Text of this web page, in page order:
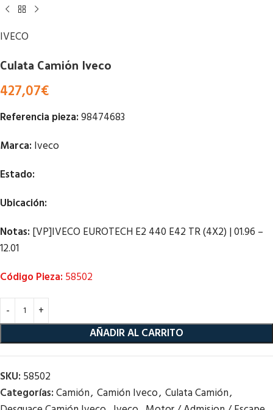
IVECO
Culata Camión Iveco
427,07€
Referencia pieza:98474683
Marca: Iveco
Estado:
Ubicación:
Notas: [VP]IVECO EUROTECH E2 440 E42 TR (4X2) | 01.96 –
12.01
Código Pieza: 58502
AÑADIR AL CARRITO
SKU: 58502
Categorías:Camión, Camión Iveco, Culata Camión,